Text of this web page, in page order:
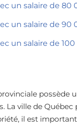
un salaire de 80
un salaire de 90
un salaire de 100
possède
ville de Québec
il est